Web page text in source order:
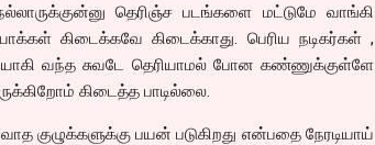
தெரிஞ்ச படங்களை மட்டுமே வாங்கி
கிடைக்கவே கிடைக்காது. பெரிய நடிகர்கள் ,
வந்த சுவடே தெரியாமல் போன கண்ணுக்குள்ளே
கிடைத்த பாடில்லை.
பயன் படுகிறது என்பதை நேரடியாய்